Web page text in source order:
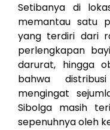
Setibanya di
memantau satu
yang terdiri dari
perlengkapan
darurat, hingga
bahwa
mengingat
Sibolga masih
sepenuhnya oleh